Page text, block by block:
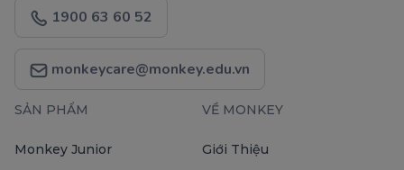
1900 63 60 52
monkeycare@monkey.edu.vn
SẢN PHẨM
Monkey Junior
VỀ MONKEY
Giới Thiệu